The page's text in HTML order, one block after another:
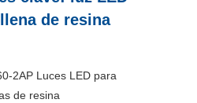
de resina
2AP Luces LED para
de resina